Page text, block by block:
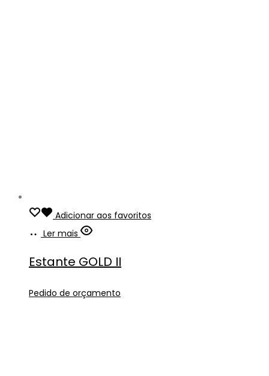
Adicionar aos favoritos
Ler mais
Estante GOLD II
Pedido de orçamento